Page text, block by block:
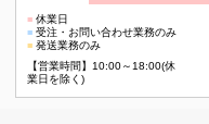
■休業日
■受注・お問い合わせ業務のみ
■発送業務のみ
【営業時間】10:00～18:00(休
業日を除く)